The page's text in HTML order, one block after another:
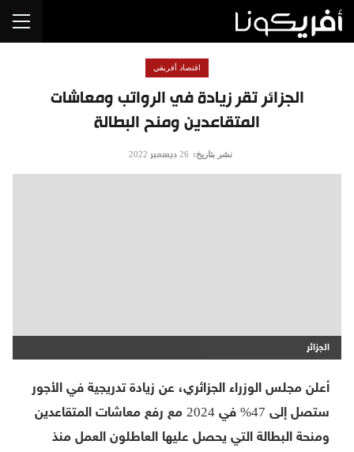
الجزائر تقر زيادة في الرواتب ومعاشات
المتقاعدين ومنح البطالة
اقتصاد أفريقي
نشر بتاريخ: 26 ديسمبر 2022
الجزائر
أعلن مجلس الوزراء الجزائري، عن زيادة تدريجية في الأجور
ستصل إلى 47% في 2024 مع رفع معاشات المتقاعدين
ومنحة البطالة التي يحصل عليها العاطلون العمل منذ